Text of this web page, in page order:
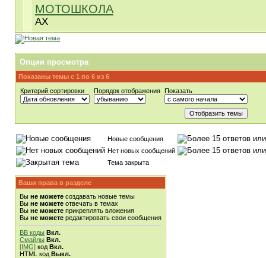
МОТОШКОЛА
AX
Опции просмотра
Показаны темы с 1 по 6 из 6
Критерий сортировки
Порядок отображения Показать
Новые сообщения
Нет новых сообщений
Тема закрыта
Ваши права в разделе
Вы не можете создавать новые темы
Вы не можете отвечать в темах
Вы не можете прикреплять вложения
Вы не можете редактировать свои сообщения
BB коды Вкл.
Смайлы Вкл.
[IMG] код Вкл.
HTML код Выкл.